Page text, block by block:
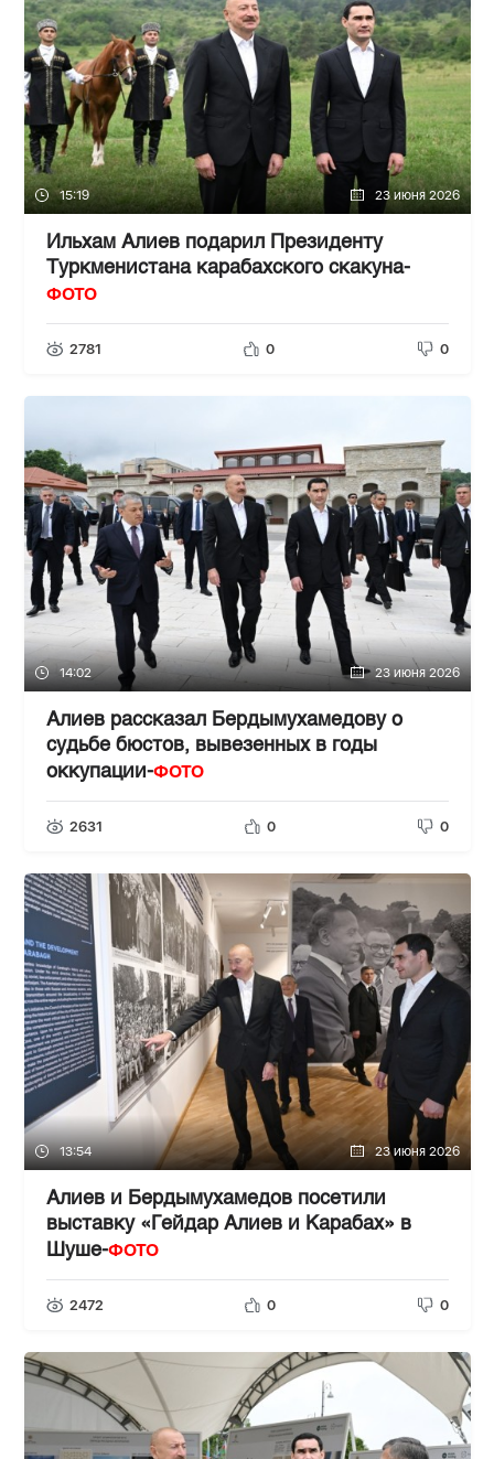
15:19 23 июня 2026
Ильхам Алиев подарил Президенту
Туркменистана карабахского скакуна-
ФОТО
2781 0 0
14:02 23 июня 2026
Алиев рассказал Бердымухамедову о
судьбе бюстов, вывезенных в годы
оккупации-ФОТО
2631 0 0
13:54 23 июня 2026
Алиев и Бердымухамедов посетили
выставку «Гейдар Алиев и Карабах» в
Шуше-ФОТО
2472 0 0